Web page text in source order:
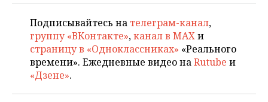
Подписывайтесь на телеграм-канал,
группу «ВКонтакте»,канал в MAXи
страницу в «Одноклассниках» «Реального
времени». Ежедневные видео наRutube и
«Дзене».